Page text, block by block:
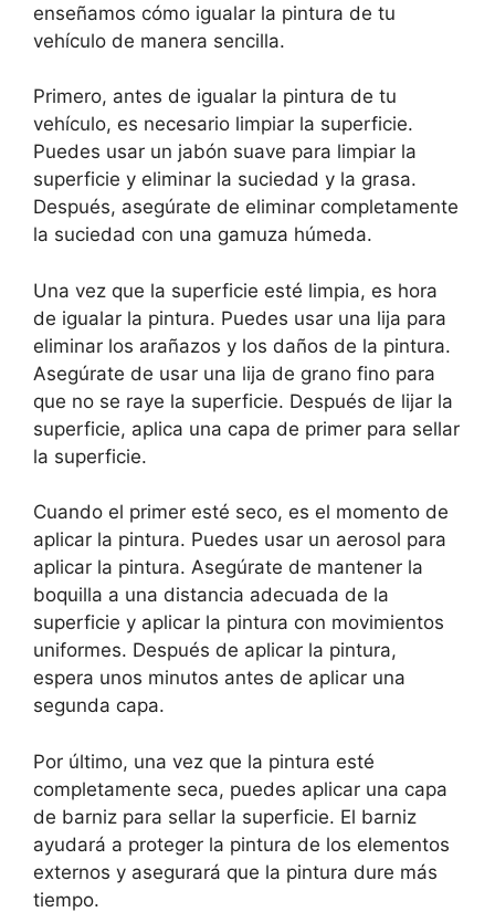
enseñamos cómo igualar la pintura de tu
vehículo de manera sencilla.
Primero, antes de igualar la pintura de tu
vehículo, es necesario limpiar la superficie.
Puedes usar un jabón suave para limpiar la
superficie y eliminar la suciedad y la grasa.
Después, asegúrate de eliminar completamente
la suciedad con una gamuza húmeda.
Una vez que la superficie esté limpia, es hora
de igualar la pintura. Puedes usar una lija para
eliminar los arañazos y los daños de la pintura.
Asegúrate de usar una lija de grano fino para
que no se raye la superficie. Después de lijar la
superficie, aplica una capa de primer para sellar
la superficie.
Cuando el primer esté seco, es el momento de
aplicar la pintura. Puedes usar un aerosol para
aplicar la pintura. Asegúrate de mantener la
boquilla a una distancia adecuada de la
superficie y aplicar la pintura con movimientos
uniformes. Después de aplicar la pintura,
espera unos minutos antes de aplicar una
segunda capa.
Por último, una vez que la pintura esté
completamente seca, puedes aplicar una capa
de barniz para sellar la superficie. El barniz
ayudará a proteger la pintura de los elementos
externos y asegurará que la pintura dure más
tiempo.